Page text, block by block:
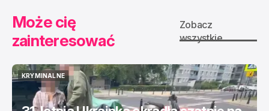
Może cię
zainteresować
Zobacz
wszystkie
KRYMINALNE
KRYMINALNE